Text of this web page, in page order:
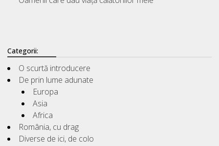
Categorii:
O scurtă introducere
De prin lume adunate
Europa
Asia
Africa
România, cu drag
Diverse de ici, de colo